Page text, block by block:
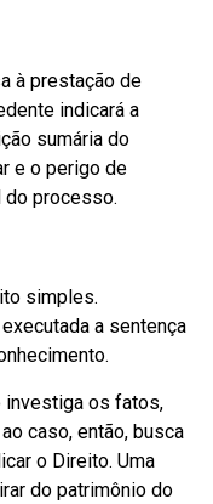
à prestação de
indicará a
sumária do
e o perigo de
do processo.
simples.
a sentença
investiga os fatos,
caso, então, busca
o Direito. Uma
do patrimônio do